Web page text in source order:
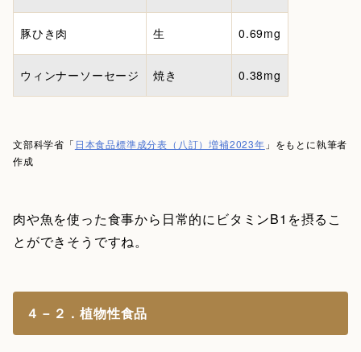
豚ひき肉 生 0.69mg
ウィンナーソーセージ 焼き 0.38mg
文部科学省「 日本食品標準成分表（八訂）増補2023年 」をもとに執筆者
作成
肉や魚を使った食事から日常的にビタミンB1を摂るこ
とができそうですね。
４－２．植物性食品